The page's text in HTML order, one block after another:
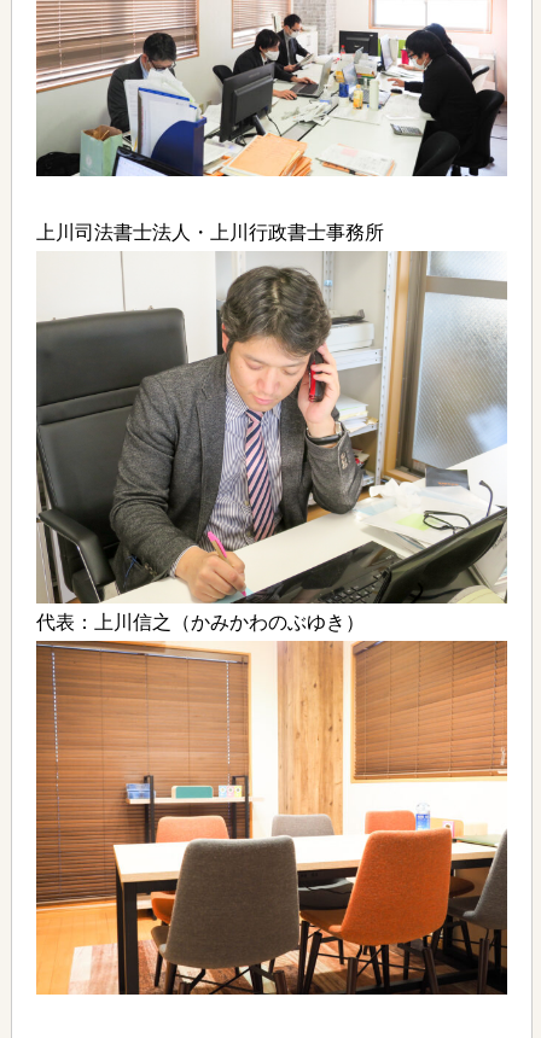
上川司法書士法人・上川行政書士事務所
代表：上川信之（かみかわのぶゆき）